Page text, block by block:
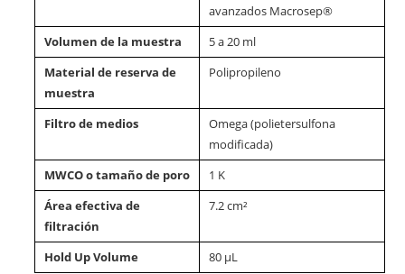
avanzados Macrosep®
Volumen de la muestra
5 a 20 ml
Material de reserva de
muestra
Polipropileno
Filtro de medios
Omega (polietersulfona
modificada)
MWCO o tamaño de poro
1 K
Área efectiva de
filtración
7.2 cm²
Hold Up Volume 80 μL